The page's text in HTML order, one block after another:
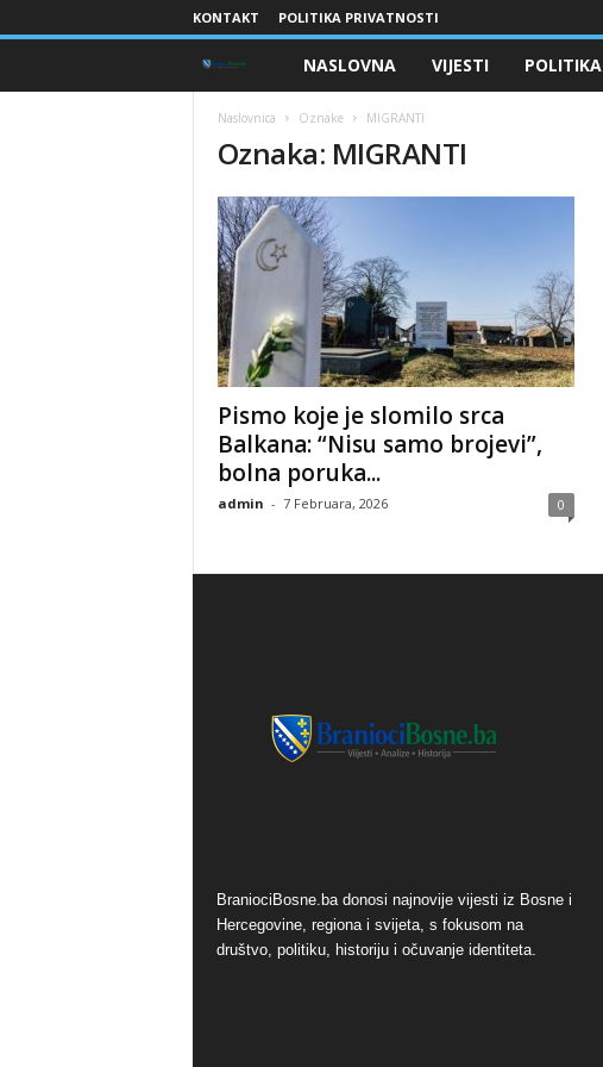
KONTAKT POLITIKA PRIVATNOSTI
r
a
n
o
B
NASLOVNA VIJESTI POLITIKA
Naslovnica Oznake MIGRANTI
Oznaka: MIGRANTI
Pismo koje je slomilo srca
Balkana: “Nisu samo brojevi”,
bolna poruka...
admin - 7 Februara, 2026 0
BraniociBosne.ba donosi najnovije vijesti iz Bosne i
Hercegovine, regiona i svijeta, s fokusom na
društvo, politiku, historiju i očuvanje identiteta.